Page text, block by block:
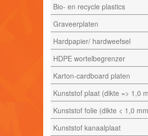
Bio- en recycle plastics
Graveerplaten
Hardpapier/ hardweefsel
HDPE wortelbegrenzer
Karton-cardboard platen
Kunststof plaat (dikte => 1,0
Kunststof folie (dikte < 1,0
Kunststof kanaalplaat